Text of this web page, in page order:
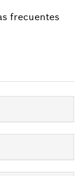
frecuentes